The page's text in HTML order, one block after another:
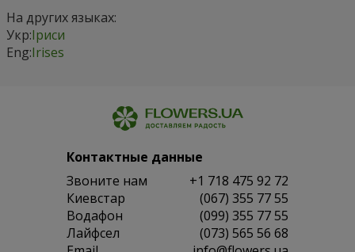
На других языках:
Укр:Іриси
Eng:Irises
Контактные данные
Звоните нам
+1 718 475 92 72
Киевстар
(067) 355 77 55
Водафон
(099) 355 77 55
Лайфсел
(073) 565 56 68